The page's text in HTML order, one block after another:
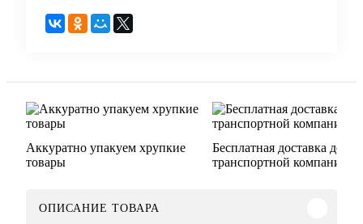
Аккуратно упакуем хрупкие
товары
Бесплатная доставка до
транспортной компании
ОПИСАНИЕ ТОВАРА